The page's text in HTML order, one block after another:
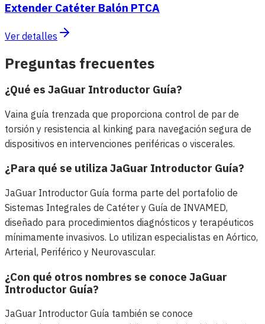
Extender Catéter Balón PTCA
Ver detalles
Preguntas frecuentes
¿Qué es JaGuar Introductor Guía?
Vaina guía trenzada que proporciona control de par de
torsión y resistencia al kinking para navegación segura de
dispositivos en intervenciones periféricas o viscerales.
¿Para qué se utiliza JaGuar Introductor Guía?
JaGuar Introductor Guía forma parte del portafolio de
Sistemas Integrales de Catéter y Guía de INVAMED,
diseñado para procedimientos diagnósticos y terapéuticos
mínimamente invasivos. Lo utilizan especialistas en Aórtico,
Arterial, Periférico y Neurovascular.
¿Con qué otros nombres se conoce JaGuar
Introductor Guía?
JaGuar Introductor Guía también se conoce